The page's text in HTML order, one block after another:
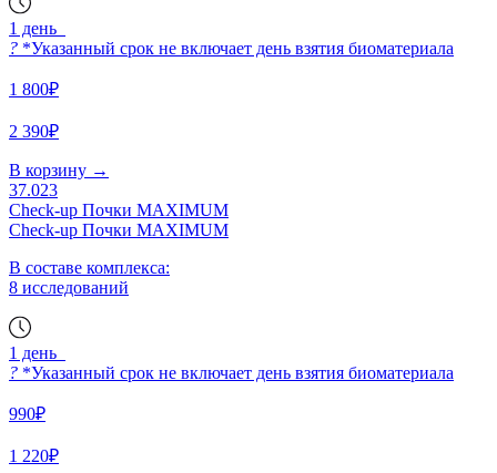
1 день
? *Указанный срок не включает день взятия биоматериала
1 800₽
2 390₽
В корзину →
37.023
Check-up Почки MAXIMUM
Check-up Почки MAXIMUM
В составе комплекса:
8 исследований
1 день
? *Указанный срок не включает день взятия биоматериала
990₽
1 220₽